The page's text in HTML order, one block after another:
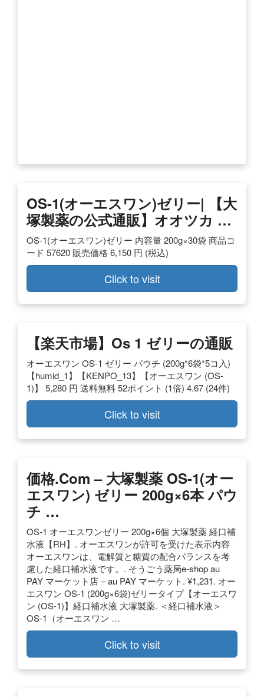
OS-1(オーエスワン)ゼリー| 【大
塚製薬の公式通販】オオツカ …
OS-1(オーエスワン)ゼリー 内容量 200g×30袋 商品コ
ード 57620 販売価格 6,150 円 (税込)
Click to visit
【楽天市場】os 1 ゼリーの通販
オーエスワン OS-1 ゼリー パウチ (200g*6袋*5コ入)
【humid_1】【KENPO_13】【オーエスワン (OS-
1)】 5,280 円 送料無料 52ポイント (1倍) 4.67 (24件)
Click to visit
価格.com – 大塚製薬 OS-1(オー
エスワン) ゼリー 200g×6本 パウ
チ …
OS-1 オーエスワンゼリー 200g×6個 大塚製薬 経口補
水液【RH】. オーエスワンが許可を受けた表示内容
オーエスワンは、電解質と糖質の配合バランスを考
慮した経口補水液です。. そうごう薬局e-shop au
PAY マーケット店 – au PAY マーケット. ¥1,231. オー
エスワン OS-1 (200g×6袋)ゼリータイプ【オーエスワ
ン (OS-1)】経口補水液 大塚製薬. ＜経口補水液＞
OS-1（オーエスワン …
Click to visit